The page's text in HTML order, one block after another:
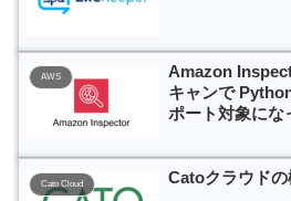
AWS
Amazon
キャンで
ポート対象にな
Cato Cloud Catoクラウド